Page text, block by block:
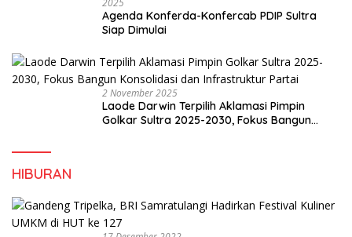
Agenda Konferda-Konfercab PDIP Sultra
Siap Dimulai
2 November 2025
Laode Darwin Terpilih Aklamasi Pimpin
Golkar Sultra 2025-2030, Fokus Bangun
HIBURAN